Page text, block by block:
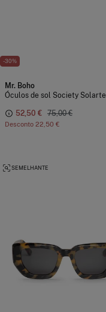
-30%
Mr. Boho
Óculos de sol Society Solarte
52,50 € 75,00 €
Desconto 22,50 €
SEMELHANTE